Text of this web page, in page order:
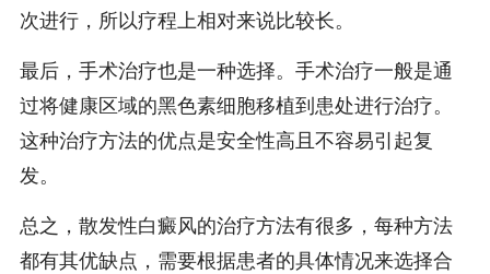
次进行，所以疗程上相对来说比较长。
最后，手术治疗也是一种选择。手术治疗一般是通
过将健康区域的黑色素细胞移植到患处进行治疗。
这种治疗方法的优点是安全性高且不容易引起复
发。
总之，散发性白癜风的治疗方法有很多，每种方法
都有其优缺点，需要根据患者的具体情况来选择合